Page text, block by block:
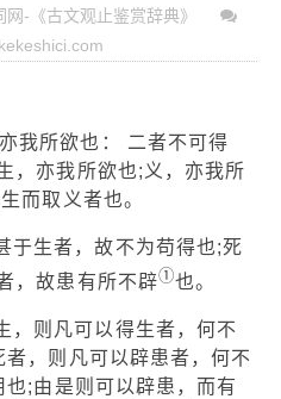
网- 《古文观止鉴赏辞典》
我所欲也： 二者不可得
，亦我所欲也;义，亦我所
而取义者也。
于生者，故不为苟得也;死
，故患有所不辟①也。
，则凡可以得生者，何不
，则凡可以辟患者，何不
;由是则可以辟患，而有